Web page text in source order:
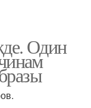
Один